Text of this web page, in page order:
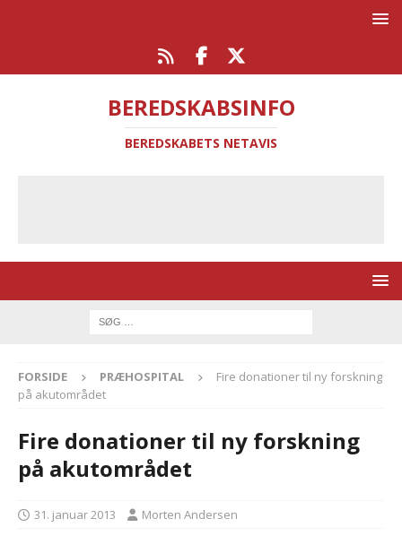
BEREDSKABSINFO
BEREDSKABETS NETAVIS
FORSIDE PRÆHOSPITAL
Fire donationer til ny forskning
på akutområdet
Fire donationer til ny forskning
på akutområdet
31. januar 2013 Morten Andersen